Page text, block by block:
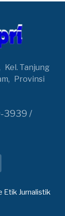
Kel. Tanjung
Provinsi
3939 /
Etik Jurnalistik